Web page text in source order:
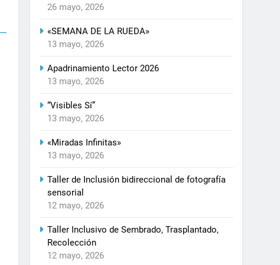
26 mayo, 2026
«SEMANA DE LA RUEDA»
13 mayo, 2026
Apadrinamiento Lector 2026
13 mayo, 2026
“Visibles Sí”
13 mayo, 2026
«Miradas Infinitas»
13 mayo, 2026
Taller de Inclusión bidireccional de fotografía
sensorial
12 mayo, 2026
Taller Inclusivo de Sembrado, Trasplantado,
Recolección
12 mayo, 2026